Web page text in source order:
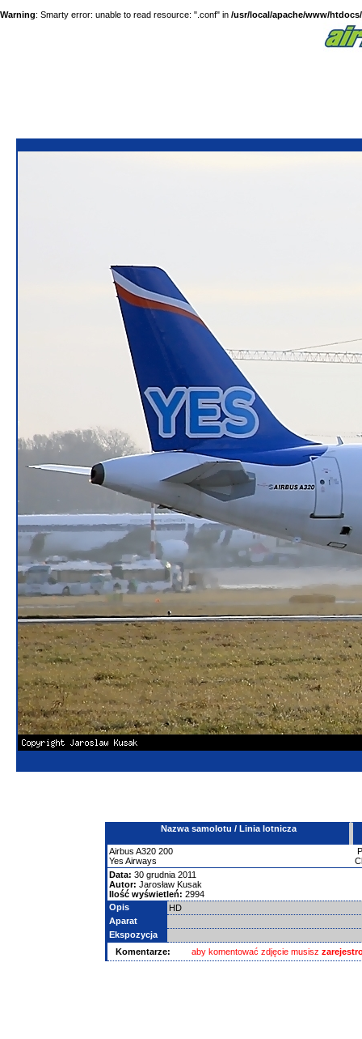
Warning: Smarty error: unable to read resource: ".conf" in /usr/local/apache/www/
Nazwa samolotu / Linia lotnicza
Airbus A320 200
Yes Airways
Data: 30 grudnia 2011
Autor: Jarosław Kusak
Ilość wyświetleń: 2994
Opis
HD
Aparat
Ekspozycja
Komentarze:
aby komentować zdjęcie musisz